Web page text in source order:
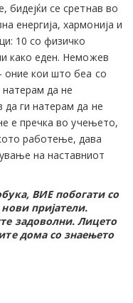
бидејќи се сретнав во
енергија, хармонија и
10 со физичко
како еден. Неможев
оние кои што беа со
да не
ги натерам да не
е пречка во учењето,
работење, дава
на наставниот
ВИЕ побогати со
пријатели.
задоволни. Лицето
дома со знаењето